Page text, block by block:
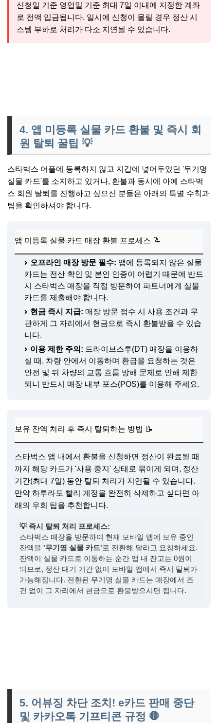
신청일 기준 영업일 기준 최대 7일 이내에 지정한 계좌
로 전액 입금됩니다. 일시에 신청이 몰릴 경우 정산 시
스템 부하로 처리가 다소 지연될 수 있습니다.
4. 앱 미등록 실물 카드 환불 및 즉시 회
원 탈퇴 꿀팁 💡
스타벅스 어플에 등록하지 않고 지갑에 넣어두었던 '무기명
실물 카드'를 소지하고 있거나, 환불과 동시에 아예 스타벅
스 회원 탈퇴를 진행하고 싶으신 분들은 아래의 특별 수칙과
팁을 확인하셔야 합니다.
앱 미등록 실물 카드 매장 환불 프로세스 📝
오프라인 매장 방문 필수: 앱에 등록되지 않은 실물
카드는 전산 확인 및 본인 인증이 어렵기 때문에 반드
시 스타벅스 매장을 직접 방문하여 파트너에게 실물
카드를 제출해야 합니다.
현금 즉시 지급: 매장 방문 접수 시 사용 조건과 무
관하게 그 자리에서 현금으로 즉시 환불받을 수 있습
니다.
이용 제한 주의: 드라이브스루(DT) 매장을 이용하
실 때, 차량 안에서 이동하며 환급을 요청하는 것은
안전 및 뒤 차량의 교통 흐름 방해 문제로 인해 제한
되니 반드시 매장 내부 포스(POS)를 이용해 주세요.
보유 잔액 처리 후 즉시 탈퇴하는 방법 📝
스타벅스 앱 내에서 환불을 신청하면 정산이 완료될 때
까지 해당 카드가 '사용 중지' 상태로 묶이게 되며, 정산
기간(최대 7일) 동안 탈퇴 처리가 지연될 수 있습니다.
만약 하루라도 빨리 계정을 완전히 삭제하고 싶다면 아
래의 우회 팁을 추천합니다.
💡 즉시 탈퇴 처리 프로세스:
스타벅스 매장을 방문하여 현재 모바일 앱에 보유 중인
잔액을 '무기명 실물 카드'로 전환해 달라고 요청하세요.
잔액이 실물 카드로 이동하는 순간 앱 내 잔고는 0원이
되므로, 정산 대기 기간 없이 모바일 앱에서 즉시 탈퇴가
가능해집니다. 전환된 무기명 실물 카드는 매장에서 조
건 없이 그 자리에서 현금으로 환불받으시면 됩니다.
5. 어뷰징 차단 조치! e카드 판매 중단
및 카카오톡 기프티콘 규정 🛑